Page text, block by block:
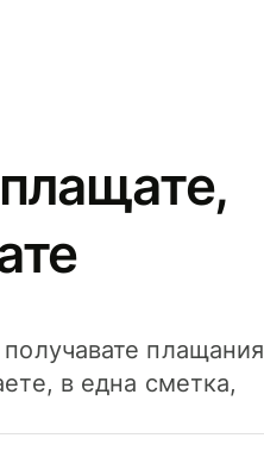
плащания
в една сметка,